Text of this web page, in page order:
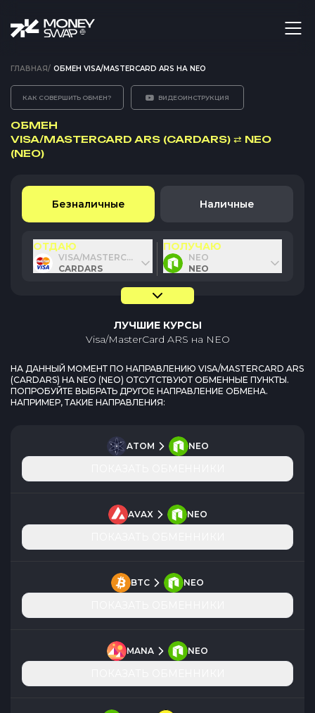
ГЛАВНАЯ/ ОБМЕН VISA/MASTERCARD ARS НА NEO
КАК СОВЕРШИТЬ ОБМЕН? ВИДЕОИНСТРУКЦИЯ
ОБМЕН
VISA/MASTERCARD ARS (CARDARS) ⇄ NEO
(NEO)
Безналичные Наличные
ОТДАЮ
VISA/MASTERCARD ARS
CARDARS
ПОЛУЧАЮ
NEO
NEO
ЛУЧШИЕ КУРСЫ
Visa/MasterCard ARS на NEO
НА ДАННЫЙ МОМЕНТ ПО НАПРАВЛЕНИЮ VISA/MASTERCARD ARS
(CARDARS) НА NEO (NEO) ОТСУТСТВУЮТ ОБМЕННЫЕ ПУНКТЫ.
ПОПРОБУЙТЕ ВЫБРАТЬ ДРУГОЕ НАПРАВЛЕНИЕ ОБМЕНА.
НАПРИМЕР, ТАКИЕ НАПРАВЛЕНИЯ:
ATOM NEO
AVAX NEO
BTC NEO
MANA NEO